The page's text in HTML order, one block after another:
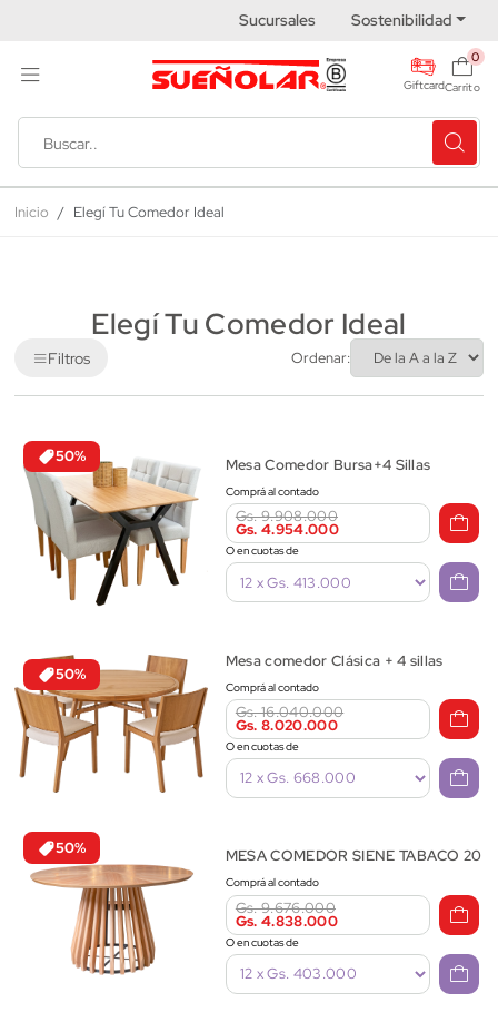
Sucursales Sostenibilidad
Giftcard
0
Carrito
Inicio Elegí Tu Comedor Ideal
Elegí Tu Comedor Ideal
Filtros Ordenar:
50% Mesa Comedor Bursa+4 Sillas
Comprá al contado
Gs. 9.908.000
Gs. 4.954.000
O en cuotas de
50%
Mesa comedor Clásica + 4 sillas
Comprá al contado
Gs. 16.040.000
Gs. 8.020.000
O en cuotas de
50% MESA COMEDOR SIENE TABACO 20
Comprá al contado
Gs. 9.676.000
Gs. 4.838.000
O en cuotas de